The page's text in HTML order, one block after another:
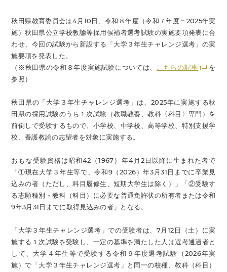
秋田県教育委員会は4月10日、令和８年度（令和７年度＝2025年実
施）秋田県公立学校教諭等採用候補者選考試験の実施要項発表に合
わせ、今回の試験から新設する「大学３年生チャレンジ選考」の実
施要項を発表した。
（※秋田県の令和８年度実施試験については、
こちらの記事
を
参照）
秋田県の「大学３年生チャレンジ選考」は、2025年に実施する秋
田県の採用試験のうち１次試験（教職教養、教科〈科目〉専門）を
前倒しで受験するもので、小学校、中学校、高等学校、特別支援学
校、養護教諭の志望者を対象に実施する。
おもな受験資格は昭和42（1967）年4月2日以降に生まれた者で
「①現在大学３年生等で、令和9（2026）年3月31日までに卒業見
込みの者（ただし、科目履修生、短期大学生は除く）」「②受験す
る志願種別・教科（科目）に必要な普通免許状の所有者または令和
9年3月31日までに取得見込みの者」となる。
「大学３年生チャレンジ選考」での受験者は、7月12日（土）に実
施する１次試験を受験し、一定の基準を満たした人は選考通過者と
して、大学４年生等で受験する令和９年度選考試験（2026年実
施）で「大学３年生チャレンジ選考」と同一の校種、教科（科目）